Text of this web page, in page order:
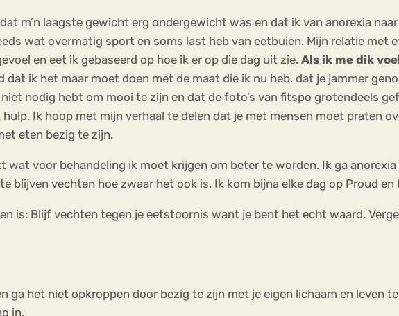
m’n laagste gewicht erg ondergewicht was en dat ik van anorexia
wat overmatig sport en soms last heb van eetbuien. Mijn relatie met
en eet ik gebaseerd op hoe ik er op die dag uit zie. Als ik me dik
ik het maar moet doen met de maat die ik nu heb, dat je jammer
nodig hebt om mooi te zijn en dat de foto’s van fitspo grotendeels
Ik hoop met mijn verhaal te delen dat je met mensen moet praten
eten bezig te zijn.
wat voor behandeling ik moet krijgen om beter te worden. Ik ga
blijven vechten hoe zwaar het ook is. Ik kom bijna elke dag op Proud
is: Blijf vechten tegen je eetstoornis want je bent het echt waard.
ga het niet opkroppen door bezig te zijn met je eigen lichaam en leven
in.